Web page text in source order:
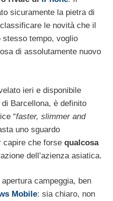
sicuramente la pietra di
le novità che il
stesso tempo, voglio
di assolutamente nuovo
ieri e disponibile
Barcellona, è definito
“faster, slimmer and
uno sguardo
capire che forse qualcosa
dell’azienza asiatica.
campeggia, ben
Mobile: sia chiaro, non